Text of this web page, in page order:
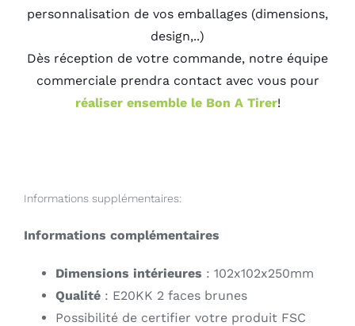
personnalisation de vos emballages (dimensions,
design,..)
Dès réception de votre commande, notre équipe
commerciale prendra contact avec vous pour
réaliser ensemble le Bon A Tirer!
Informations supplémentaires:
Informations complémentaires
Dimensions intérieures : 102x102x250mm
Qualité: E20KK 2 faces brunes
Possibilité de certifier votre produit FSC